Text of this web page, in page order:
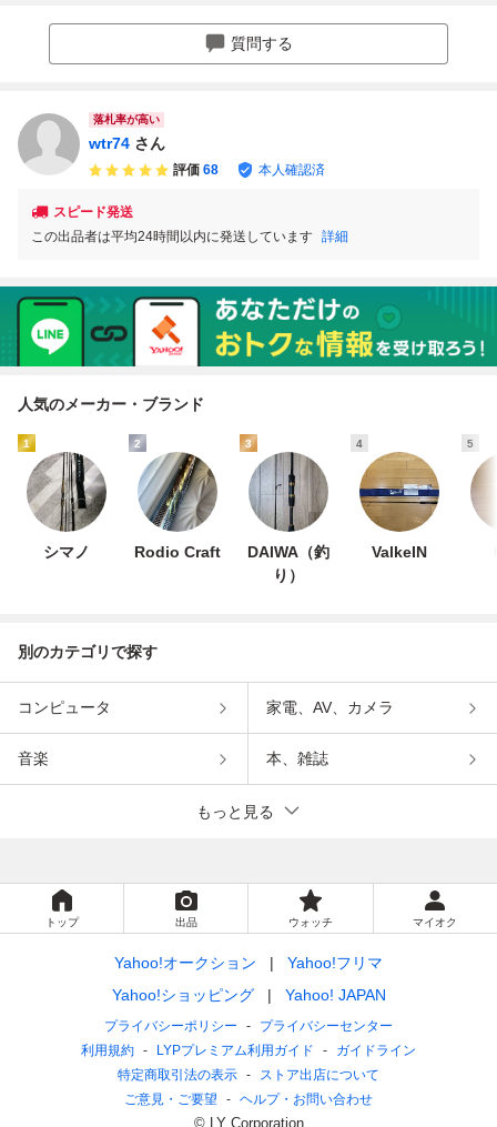
aceTwitcher BOR
ON ★
質問する
落札率が高い
wtr74 さん
評価 68 本人確認済
スピード発送
この出品者は平均24時間以内に発送しています 詳細
人気のメーカー・ブランド
1
シマノ
2
Rodio Craft
3
DAIWA（釣
り）
4
ValkeIN
5
別のカテゴリで探す
コンピュータ 家電、AV、カメラ
音楽 本、雑誌
もっと見る
トップ 出品 ウォッチ マイオク
Yahoo!オークション
Yahoo!フリマ
Yahoo!ショッピング
Yahoo! JAPAN
プライバシーポリシー
プライバシーセンター
利用規約
LYPプレミアム利用ガイド
ガイドライン
特定商取引法の表示
ストア出店について
ご意見・ご要望
ヘルプ・お問い合わせ
© LY Corporation